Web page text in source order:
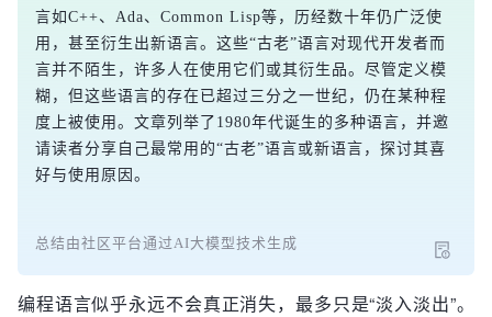
言如C++、Ada、Common Lisp等，历经数十年仍广泛使
用，甚至衍生出新语言。这些“古老”语言对现代开发者而
言并不陌生，许多人在使用它们或其衍生品。尽管定义模
糊，但这些语言的存在已超过三分之一世纪，仍在某种程
度上被使用。文章列举了1980年代诞生的多种语言，并邀
请读者分享自己最常用的“古老”语言或新语言，探讨其喜
好与使用原因。
总结由社区平台通过AI大模型技术生成
编程语言似乎永远不会真正消失，最多只是“淡入淡出”。